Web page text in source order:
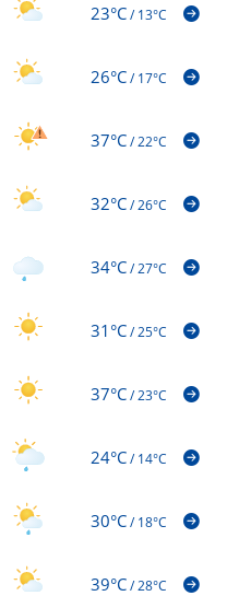
23°C/13°C
26°C/17°C
37°C/22°C
32°C/26°C
34°C/27°C
31°C/25°C
37°C/23°C
24°C/14°C
30°C/18°C
39°C/28°C